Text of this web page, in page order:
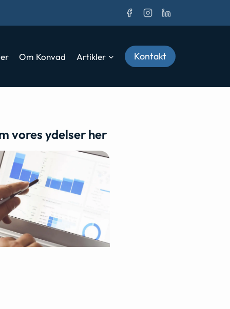
Om Konvad Artikler Kontakt
vores ydelser her